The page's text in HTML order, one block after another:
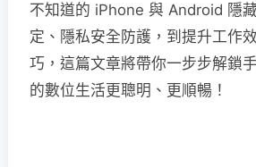
不知道的 iPhone 與 Android 隱
定、隱私安全防護，到提升工作
巧，這篇文章將帶你一步步解鎖
的數位生活更聰明、更順暢！